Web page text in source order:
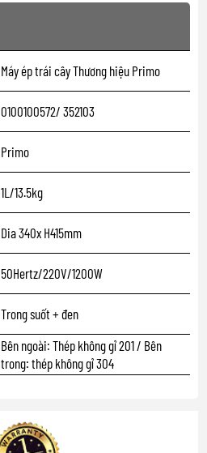
Máy ép trái cây Thương hiệu Primo
0100100572/ 352103
Primo
1L/13.5kg
Dia 340x H415mm
50Hertz/220V/1200W
Trong suốt + đen
Bên ngoài: Thép không gỉ 201 / Bên
trong: thép không gỉ 304